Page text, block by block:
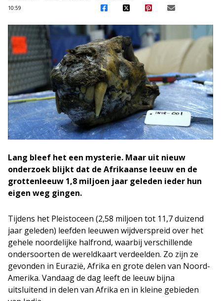
10:59
Lang bleef het een mysterie. Maar uit nieuw
onderzoek blijkt dat de Afrikaanse leeuw en de
grottenleeuw 1,8 miljoen jaar geleden ieder hun
eigen weg gingen.
Tijdens het Pleistoceen (2,58 miljoen tot 11,7 duizend
jaar geleden) leefden leeuwen wijdverspreid over het
gehele noordelijke halfrond, waarbij verschillende
ondersoorten de wereldkaart verdeelden. Zo zijn ze
gevonden in Eurazië, Afrika en grote delen van Noord-
Amerika. Vandaag de dag leeft de leeuw bijna
uitsluitend in delen van Afrika en in kleine gebieden